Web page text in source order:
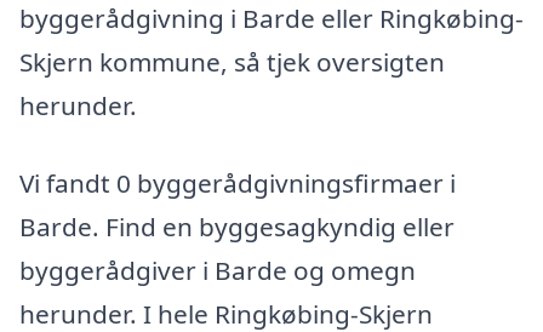
byggerådgivning i Barde eller Ringkøbing-
Skjern kommune, så tjek oversigten
herunder.
Vi fandt 0 byggerådgivningsfirmaer i
Barde. Find en byggesagkyndig eller
byggerådgiver i Barde og omegn
herunder. I hele Ringkøbing-Skjern